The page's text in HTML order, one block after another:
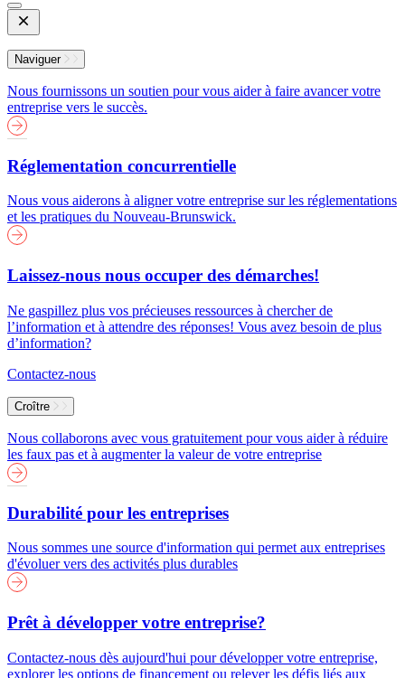
Open
Mobile
Menu
Naviguer
Nous fournissons un soutien pour vous aider à faire avancer votre
entreprise vers le succès.
Réglementation concurrentielle
Nous vous aiderons à aligner votre entreprise sur les réglementations
et les pratiques du Nouveau-Brunswick.
Laissez-nous nous occuper des démarches!
Ne gaspillez plus vos précieuses ressources à chercher de
l’information et à attendre des réponses! Vous avez besoin de plus
d’information?
Contactez-nous
Croître
Nous collaborons avec vous gratuitement pour vous aider à réduire
les faux pas et à augmenter la valeur de votre entreprise
Durabilité pour les entreprises
Nous sommes une source d'information qui permet aux entreprises
d'évoluer vers des activités plus durables
Prêt à développer votre entreprise?
Contactez-nous dès aujourd'hui pour développer votre entreprise,
explorer les options de financement ou relever les défis liés aux